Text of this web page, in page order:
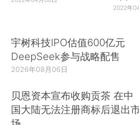
2022年
宇树科技IPO估值600亿元
DeepSeek参与战略配售
2026年08月06日
贝恩资本宣布收购贡茶 在中
国大陆无法注册商标后退出